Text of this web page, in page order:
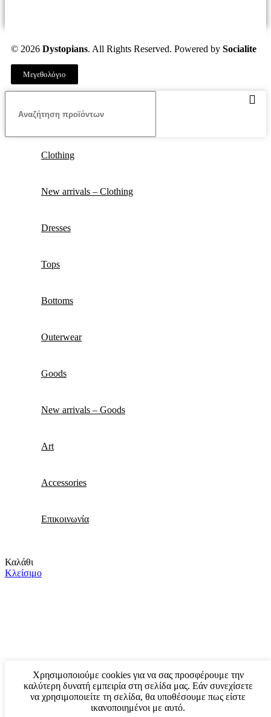
© 2026 Dystopians. All Rights Reserved. Powered by Socialite
Μεγεθολόγιο
Clothing
New arrivals – Clothing
Dresses
Tops
Bottoms
Outerwear
Goods
New arrivals – Goods
Art
Accessories
Επικοινωνία
Καλάθι
Κλείσιμο
Χρησιμοποιούμε cookies για να σας προσφέρουμε την
καλύτερη δυνατή εμπειρία στη σελίδα μας. Εάν συνεχίσετε
να χρησιμοποιείτε τη σελίδα, θα υποθέσουμε πως είστε
ικανοποιημένοι με αυτό.